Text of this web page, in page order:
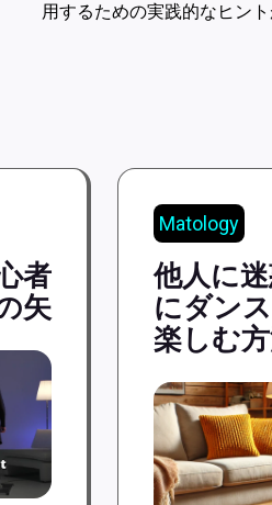
用するための実践的なヒン
者
矢
Matology
他人に
にダン
楽しむ